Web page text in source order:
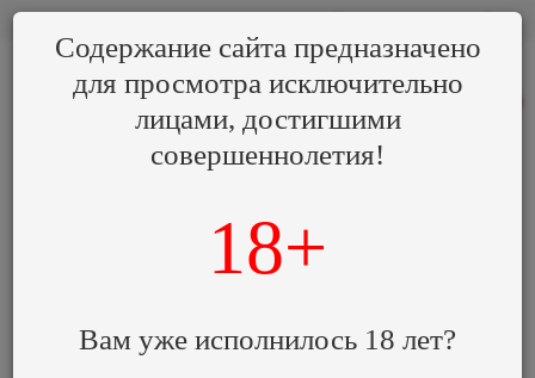
8 (800) 000-00-00
Содержание сайта предназначено
для просмотра исключительно
лицами, достигшими
совершеннолетия!
18+
Вам уже исполнилось 18 лет?